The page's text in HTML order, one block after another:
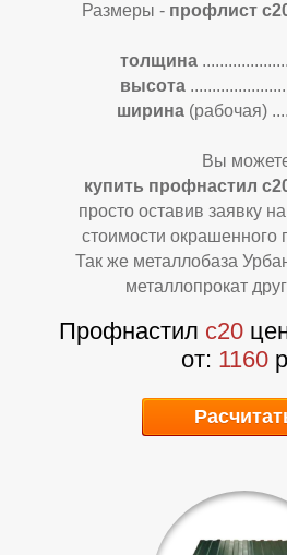
Размеры - профлист
толщина....................
высота ......................
ширина (рабочая) ....
Вы
купить профнастил
просто оставив заявку
стоимости окрашенного
Так же металлобаза
металлопрокат
Профнастил с20
от: 1160